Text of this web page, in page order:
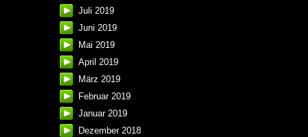
Juli 2019
Juni 2019
Mai 2019
April 2019
März 2019
Februar 2019
Januar 2019
Dezember 2018